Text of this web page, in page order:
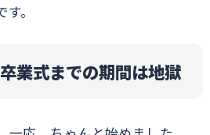
。
業式までの期間は地獄